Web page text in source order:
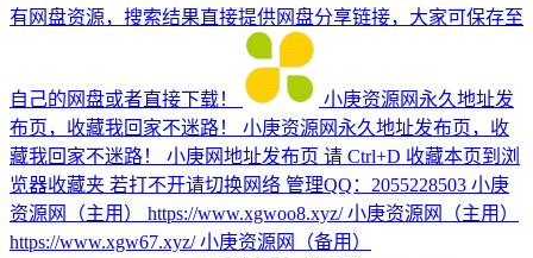
有网盘资源，搜索结果直接提供网盘分享链接，大家可保存至
自己的网盘或者直接下载！
小庚资源网永久地址发
布页，收藏我回家不迷路！
小庚资源网永久地址发布页，收
藏我回家不迷路！ 小庚网地址发布页 请 Ctrl+D 收藏本页到浏
览器收藏夹 若打不开请切换网络 管理QQ：2055228503 小庚
资源网（主用） https://www.xgwoo8.xyz/ 小庚资源网（主用）
https://www.xgw67.xyz/ 小庚资源网（备用）